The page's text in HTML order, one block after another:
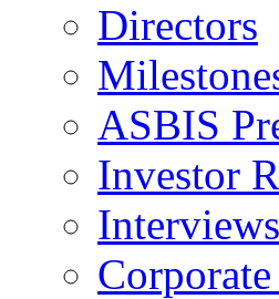
Directors
ASBIS
Investor